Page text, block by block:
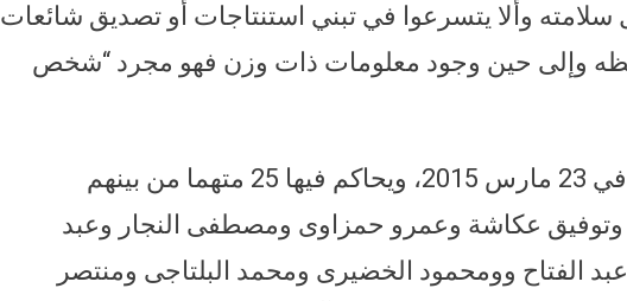
وألا يتسرعوا في تبني استنتاجات أو تصديق شائعات
وإلى حين وجود معلومات ذات وزن فهو مجرد “شخص
ونظرت المحكمة أولى جلساتها، في 23 مارس 2015، ويحاكم فيها 25 متهما من بينهم
عكاشة وعمرو حمزاوى ومصطفى النجار وعبد
الفتاح وومحمود الخضيرى ومحمد البلتاجى ومنتصر